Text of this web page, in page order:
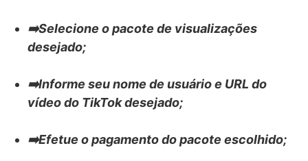
➡️Selecione o pacote de visualizações
desejado;
➡️Informe seu nome de usuário e URL do
vídeo do TikTok desejado;
➡️Efetue o pagamento do pacote escolhido;